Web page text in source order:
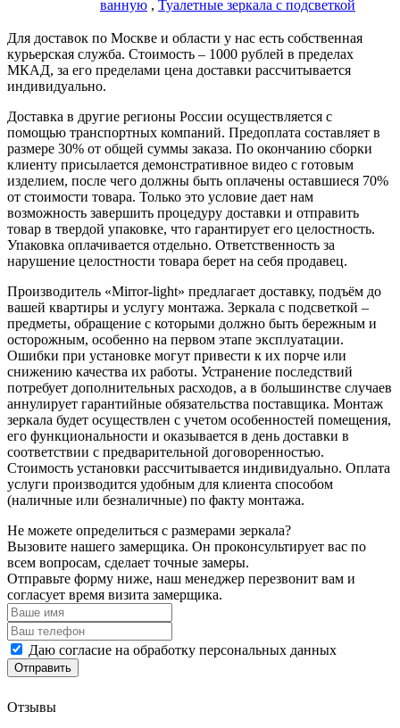
ванную , Туалетные зеркала с подсветкой
Для доставок по Москве и области у нас есть собственная
курьерская служба. Стоимость – 1000 рублей в пределах
МКАД, за его пределами цена доставки рассчитывается
индивидуально.
Доставка в другие регионы России осуществляется с
помощью транспортных компаний. Предоплата составляет в
размере 30% от общей суммы заказа. По окончанию сборки
клиенту присылается демонстративное видео с готовым
изделием, после чего должны быть оплачены оставшиеся 70%
от стоимости товара. Только это условие дает нам
возможность завершить процедуру доставки и отправить
товар в твердой упаковке, что гарантирует его целостность.
Упаковка оплачивается отдельно. Ответственность за
нарушение целостности товара берет на себя продавец.
Производитель «Mirror-light» предлагает доставку, подъём до
вашей квартиры и услугу монтажа. Зеркала с подсветкой –
предметы, обращение с которыми должно быть бережным и
осторожным, особенно на первом этапе эксплуатации.
Ошибки при установке могут привести к их порче или
снижению качества их работы. Устранение последствий
потребует дополнительных расходов, а в большинстве случаев
аннулирует гарантийные обязательства поставщика. Монтаж
зеркала будет осуществлен с учетом особенностей помещения,
его функциональности и оказывается в день доставки в
соответствии с предварительной договоренностью.
Стоимость установки рассчитывается индивидуально. Оплата
услуги производится удобным для клиента способом
(наличные или безналичные) по факту монтажа.
Не можете определиться с размерами зеркала?
Вызовите нашего замерщика. Он проконсультирует вас по
всем вопросам, сделает точные замеры.
Отправьте форму ниже, наш менеджер перезвонит вам и
согласует время визита замерщика.
Даю согласие на обработку персональных данных
Отзывы